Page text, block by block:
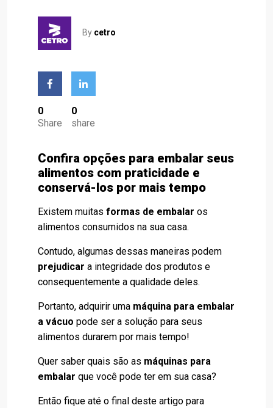
By cetro
0
Share
0
share
Confira opções para embalar seus
alimentos com praticidade e
conservá-los por mais tempo
Existem muitas formas de embalar os
alimentos consumidos na sua casa.
Contudo, algumas dessas maneiras podem
prejudicar a integridade dos produtos e
consequentemente a qualidade deles.
Portanto, adquirir uma máquina para embalar
a vácuo pode ser a solução para seus
alimentos durarem por mais tempo!
Quer saber quais são as máquinas para
embalar que você pode ter em sua casa?
Então fique até o final deste artigo para